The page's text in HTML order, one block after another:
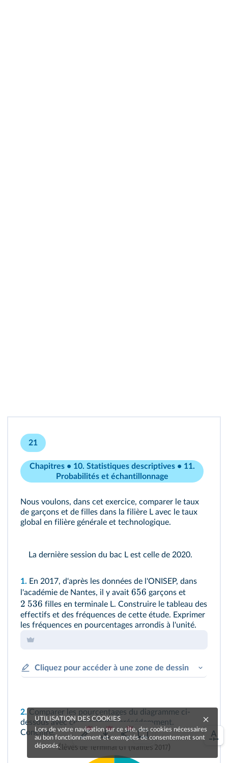
21
Chapitres • 10. Statistiques descriptives • 11.
Probabilités et échantillonnage
Nous voulons, dans cet exercice, comparer le taux
de garçons et de filles dans la filière L avec le taux
global en filière générale et technologique.
La dernière session du bac L est celle de 2020.
1. En 2017, d'après les données de l'ONISEP, dans
l'académie de Nantes, il y avait 656 garçons et
2 536 filles en terminale L. Construire le tableau des
effectifs et des fréquences de cette étude. Exprimer
les fréquences en pourcentages arrondis à l'unité.
Cliquez pour accéder à une zone de dessin
2. Comparer les pourcentages du diagramme ci-
dessous avec ceux calculés précédemment.
Conclure.
UTILISATION DES COOKIES
Lors de votre navigation sur ce site, des cookies nécessaires
au bon fonctionnement et exemptés de consentement sont
déposés.